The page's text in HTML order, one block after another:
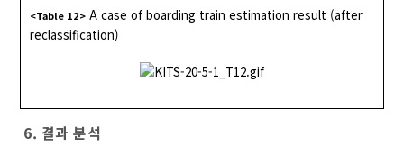
<Table 12> A case of boarding train estimation result (after
reclassification)
6. 결과 분석